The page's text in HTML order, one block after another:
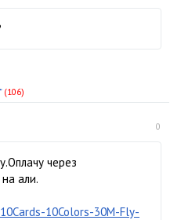
(106)
0
через
али.
10Colors-30M-Fly-